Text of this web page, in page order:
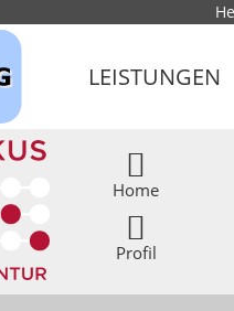
LEISTUNGEN
Home
Profil